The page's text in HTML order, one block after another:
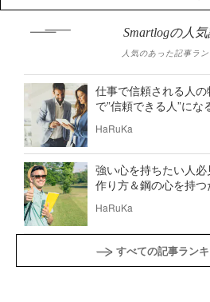
Smartlogの人
人気のあった記事ラ
仕事で信頼される人
で”信頼できる人”にな
HaRuKa
強い心を持ちたい人
作り方＆鋼の心を持
HaRuKa
すべての記事ラン